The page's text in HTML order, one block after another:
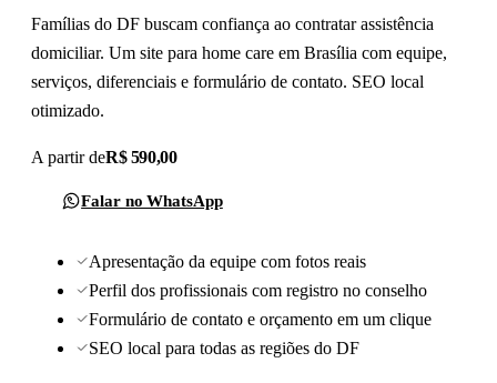
Famílias do DF buscam confiança ao contratar assistência
domiciliar. Um site para home care em Brasília com equipe,
serviços, diferenciais e formulário de contato. SEO local
otimizado.
A partir deR$ 590,00
Falar no WhatsApp
Apresentação da equipe com fotos reais
Perfil dos profissionais com registro no conselho
Formulário de contato e orçamento em um clique
SEO local para todas as regiões do DF